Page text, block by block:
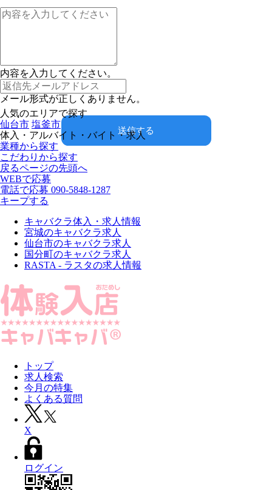
内容を入力してください。
メール形式が正しくありません。
送信する
人気のエリアで探す
仙台市 塩釜市
体入・アルバイト・バイト・求人
業種から探す
こだわりから探す
戻るページの先頭へ
WEBで応募
電話で応募 090-5848-1287
キープする
キャバクラ体入・求人情報
宮城のキャバクラ求人
仙台市のキャバクラ求人
国分町のキャバクラ求人
RASTA - ラスタの求人情報
トップ
求人検索
今月の特集
よくある質問
X
ログイン